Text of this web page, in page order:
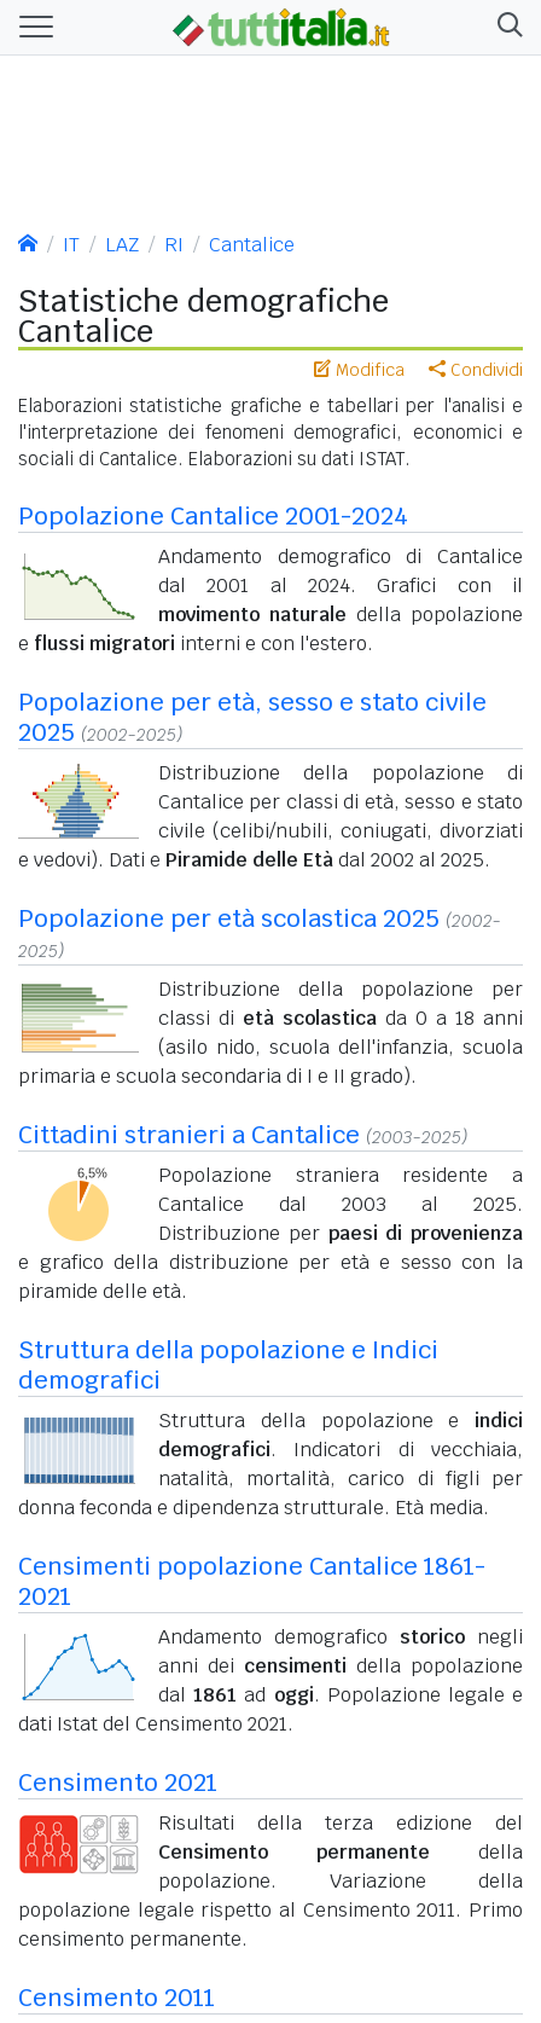
IT LAZ RI Cantalice
Statistiche demografiche
Cantalice
Modifica Condividi
Elaborazioni statistiche grafiche e tabellari per l'analisi e
l'interpretazione dei fenomeni demografici, economici e
sociali di Cantalice. Elaborazioni su dati ISTAT.
Popolazione Cantalice 2001-2024
Andamento demografico di Cantalice
dal 2001 al 2024. Grafici con il
movimento naturale della popolazione
e flussi migratori interni e con l'estero.
Popolazione per età, sesso e stato civile
2025 (2002-2025)
Distribuzione della popolazione di
Cantalice per classi di età, sesso e stato
civile (celibi/nubili, coniugati, divorziati
e vedovi). Dati e Piramide delle Etàdal 2002 al 2025.
Popolazione per età scolastica 2025 (2002-
2025)
Distribuzione della popolazione per
classi di età scolastica da 0 a 18 anni
(asilo nido, scuola dell'infanzia, scuola
primaria e scuola secondaria di I e II grado).
Cittadini stranieri a Cantalice (2003-2025)
Popolazione straniera residente a
Cantalice dal 2003 al 2025.
Distribuzione per paesi di provenienza
e grafico della distribuzione per età e sesso con la
piramide delle età.
Struttura della popolazione e Indici
demografici
Struttura della popolazione e indici
demografici. Indicatori di vecchiaia,
natalità, mortalità, carico di figli per
donna feconda e dipendenza strutturale. Età media.
Censimenti popolazione Cantalice 1861-
2021
Andamento demografico storico negli
anni dei censimenti della popolazione
dal1861 ad oggi. Popolazione legale e
dati Istat del Censimento 2021.
Censimento 2021
Risultati della terza edizione del
Censimento permanente della
popolazione. Variazione della
popolazione legale rispetto al Censimento 2011. Primo
censimento permanente.
Censimento 2011